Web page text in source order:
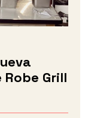
Grill